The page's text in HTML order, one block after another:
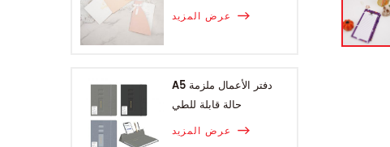
عرض المزيد
A5 دفتر الأعمال ملزمة
حالة قابلة للطي
عرض المزيد